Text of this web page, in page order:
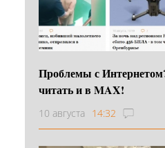
Проблемы с
читать и в MAX!
10 августа 14:32